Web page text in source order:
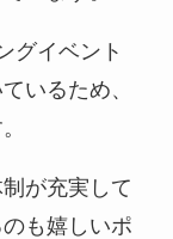
グイベント
いるため、
が充実して
も嬉しいポ